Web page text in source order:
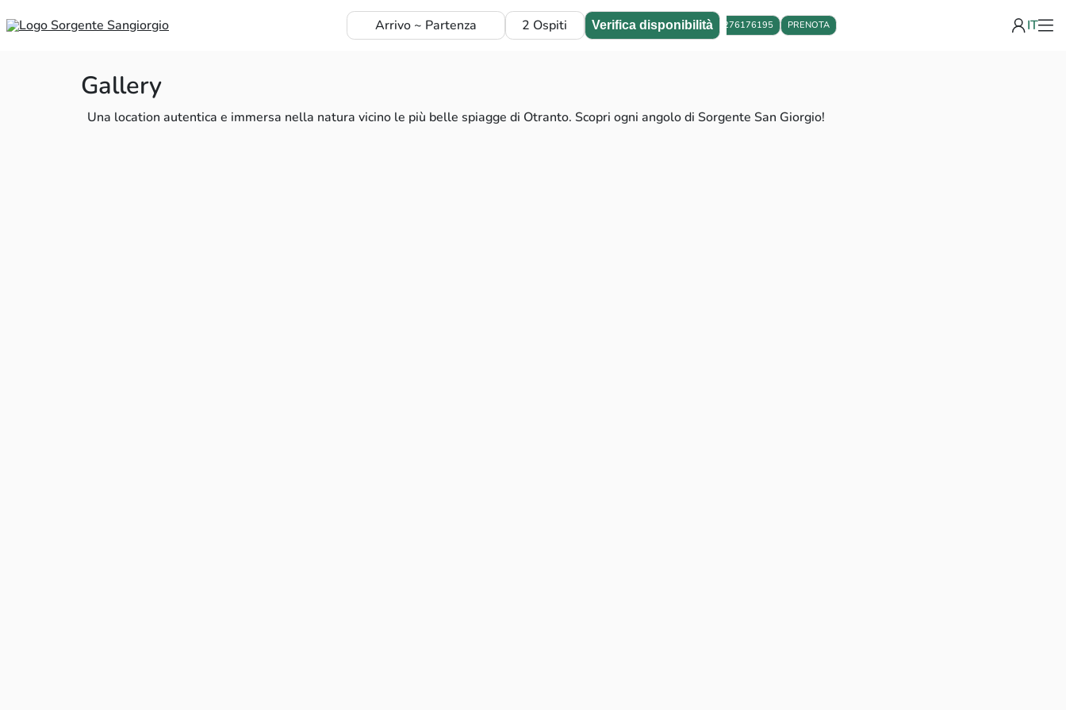
Arrivo ~ Partenza 2 Ospiti Verifica disponibilità 3276176195 PRENOTA IT
Gallery
Una location autentica e immersa nella natura vicino le più belle spiagge di Otranto. Scopri ogni angolo di Sorgente San Giorgio!